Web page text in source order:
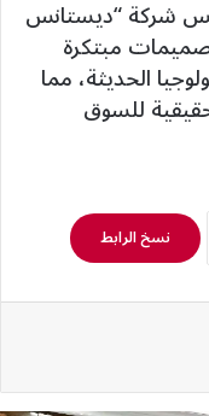
شركة “ديستانس
مبتكرة
الحديثة، مما
للسوق
نسخ الرابط